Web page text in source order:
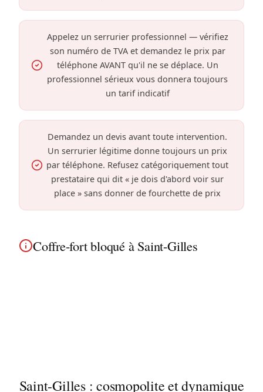
Appelez un serrurier professionnel — vérifiez
son numéro de TVA et demandez le prix par
téléphone AVANT qu'il ne se déplace. Un
professionnel sérieux vous donnera toujours
un tarif indicatif
Demandez un devis avant toute intervention.
Un serrurier légitime donne toujours un prix
par téléphone. Refusez catégoriquement tout
prestataire qui dit « je dois d'abord voir sur
place » sans donner de fourchette de prix
Coffre-fort bloqué à Saint-Gilles
Saint-Gilles : cosmopolite et dynamique